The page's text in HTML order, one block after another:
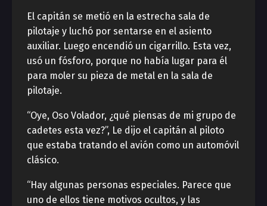
El capitán se metió en la estrecha sala de
pilotaje y luchó por sentarse en el asiento
auxiliar. Luego encendió un cigarrillo. Esta vez,
usó un fósforo, porque no había lugar para él
para moler su pieza de metal en la sala de
pilotaje.
“Oye, Oso Volador, ¿qué piensas de mi grupo de
cadetes esta vez?”, Le dijo el capitán al piloto
que estaba tratando el avión como un automóvil
clásico.
“Hay algunas personas especiales. Parece que
uno de ellos tiene motivos ocultos, y las